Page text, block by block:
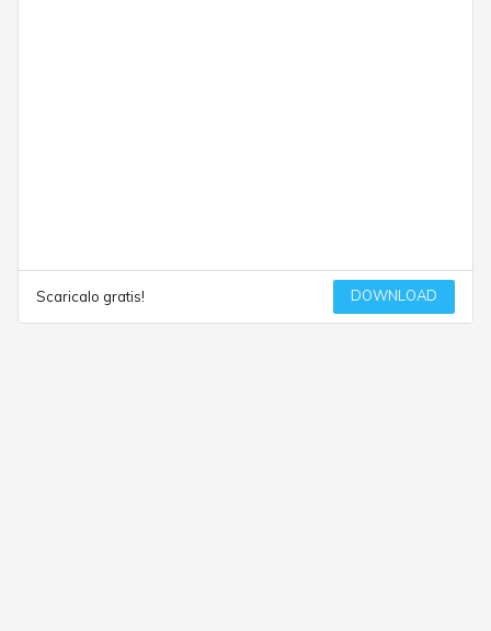
Scaricalo gratis! DOWNLOAD